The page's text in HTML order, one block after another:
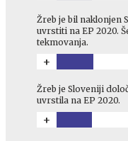
Žreb je bil naklonjen
uvrstiti na EP 2020.
tekmovanja.
+
Žreb je Sloveniji
uvrstila na EP 2020.
+